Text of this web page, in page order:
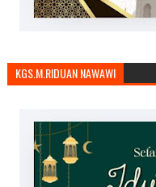
KGS.M.RIDUAN NAWAWI